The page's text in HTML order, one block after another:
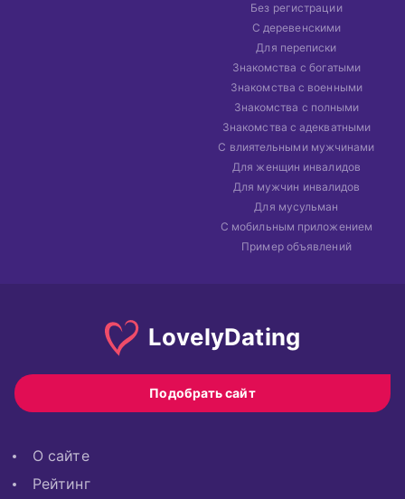
Без регистрации
С деревенскими
Для переписки
Знакомства с богатыми
Знакомства с военными
Знакомства с полными
Знакомства с адекватными
С влиятельными мужчинами
Для женщин инвалидов
Для мужчин инвалидов
Для мусульман
С мобильным приложением
Пример объявлений
LovelyDating
Подобрать сайт
О сайте
Рейтинг